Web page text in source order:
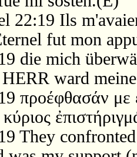
22:19 Ils
fut mon
die mich
ward
προέφθασάν με
κύριος
They